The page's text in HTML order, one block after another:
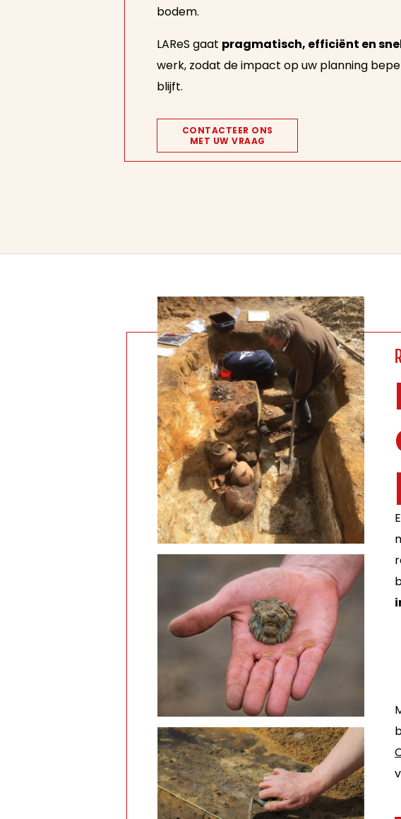
bodem.
LAReS gaat pragmatisch, efficiënt en
werk, zodat de impact op uw planning
blijft.
CONTACTEER ONS
MET UW VRAAG